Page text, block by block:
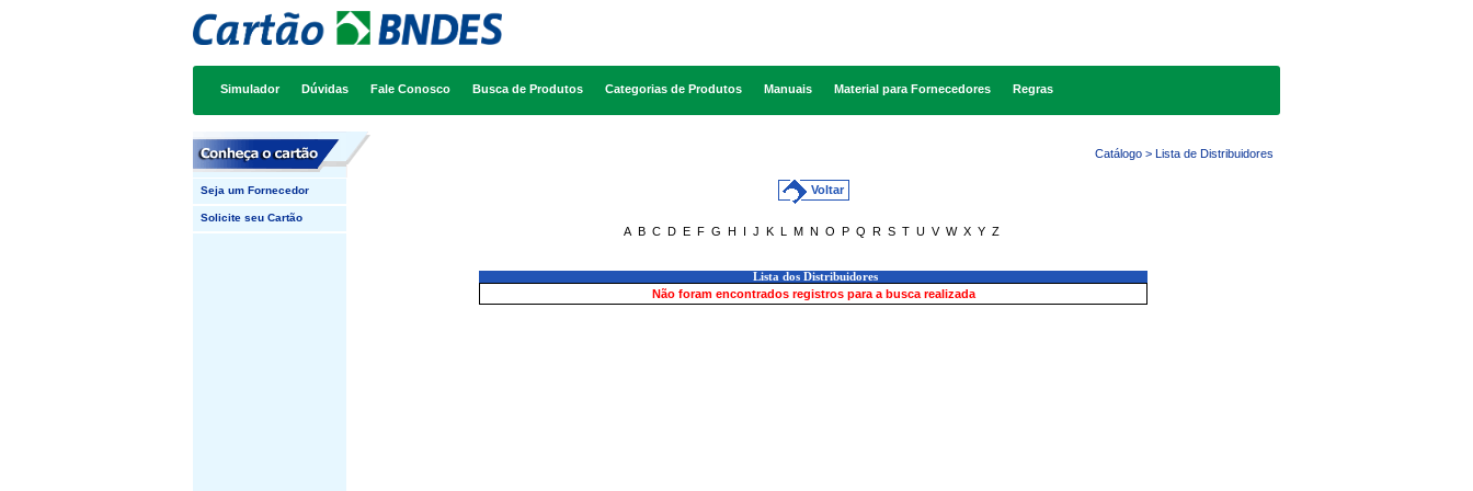
Simulador Dúvidas Fale Conosco Busca de Produtos Categorias de Produtos Manuais Material para Fornecedores Regras
Catálogo > Lista de Distribuidores
Seja um Fornecedor
Solicite seu Cartão
Voltar
A B C D E F G H I J K L M N O P Q R S T U V W X Y Z
Lista dos Distribuidores
Não foram encontrados registros para a busca realizada